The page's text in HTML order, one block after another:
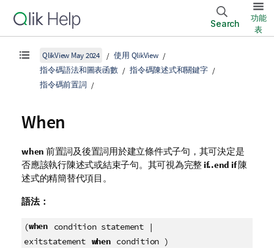
Search
功能
表
QlikView May 2024
使用 QlikView
指令碼語法和圖表函數
指令碼陳述式和關鍵字
指令碼前置詞
When
when 前置詞及後置詞用於建立條件式子句，其可決定是
否應該執行陳述式或結束子句。其可視為完整if..end if陳
述式的精簡替代項目。
語法：
(when
condition statement |
exitstatement when condition )